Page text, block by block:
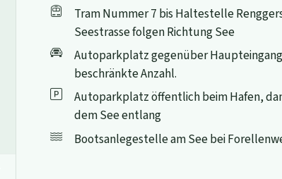
Tram Nummer 7 bis Haltestelle
Seestrasse folgen Richtung See
Autoparkplatz gegenüber
beschränkte Anzahl.
Autoparkplatz öffentlich beim Hafen,
dem See entlang
Bootsanlegestelle am See bei